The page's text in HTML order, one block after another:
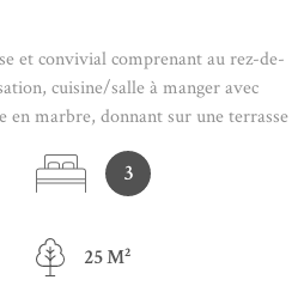
et convivial comprenant au rez-de-
cuisine/salle à manger avec
en marbre, donnant sur une terrasse
WC et débarras. A l'étage, 3
et deux avec cheminées en
douche, WC et lavabo. Grenier en
habitable dans un premier
à prévoir pour mettre cette
3
25 M²